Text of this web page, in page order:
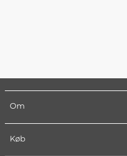
Om
Køb